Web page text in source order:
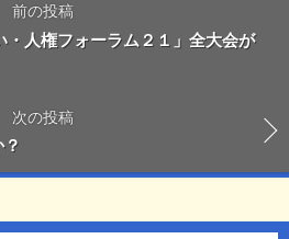
前の投稿
・人権フォーラム２１」全大会が
次の投稿